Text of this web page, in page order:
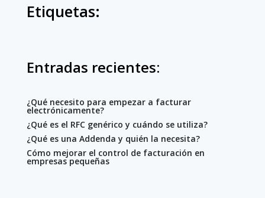
Etiquetas:
Entradas recientes:
¿Qué necesito para empezar a facturar
electrónicamente?
¿Qué es el RFC genérico y cuándo se utiliza?
¿Qué es una Addenda y quién la necesita?
Cómo mejorar el control de facturación en
empresas pequeñas